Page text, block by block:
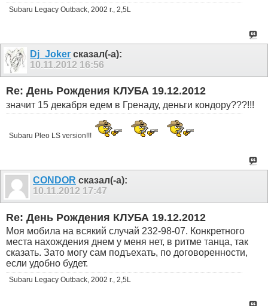
Subaru Legacy Outback, 2002 г., 2,5L
Dj_Joker сказал(-а):
10.11.2012 16:56
Re: День Рождения КЛУБА 19.12.2012
значит 15 декабря едем в Гренаду, деньги кондору???!!!
Subaru Pleo LS version!!!
CONDOR сказал(-а):
10.11.2012 17:47
Re: День Рождения КЛУБА 19.12.2012
Моя мобила на всякий случай 232-98-07. Конкретного
места нахождения днем у меня нет, в ритме танца, так
сказать. Зато могу сам подъехать, по договоренности,
если удобно будет.
Subaru Legacy Outback, 2002 г., 2,5L